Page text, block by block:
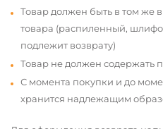
Товар должен быть в том же
товара (распиленный,
подлежит возврату)
Товар не должен содержать
С момента покупки и до
хранится надлежащим